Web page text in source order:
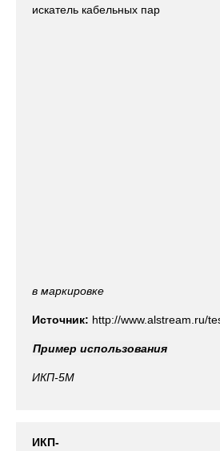
искатель кабельных пар
в маркировке
Источник: http://www.alstream.ru/
Пример использования
ИКП-5М
ИКП-